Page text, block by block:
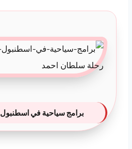
برامج سياحية في اسطنبول